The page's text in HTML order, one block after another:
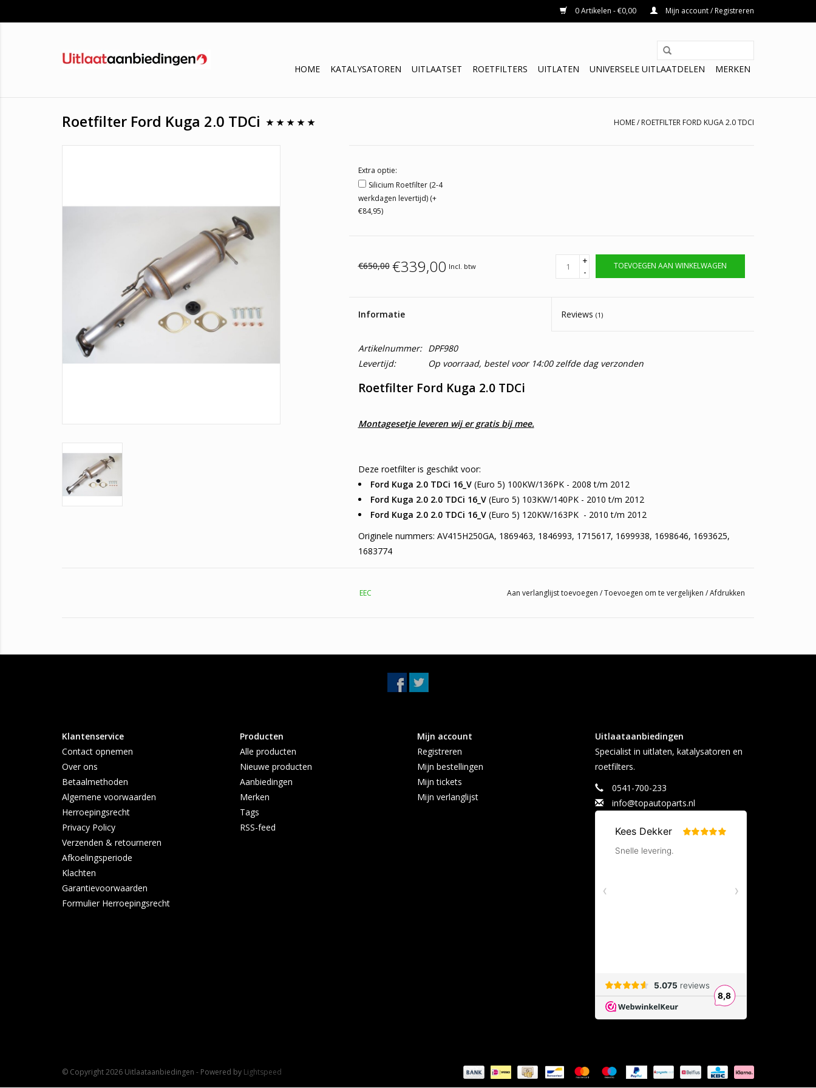
0 Artikelen - €0,00 Mijn account / Registreren
HOME KATALYSATOREN UITLAATSET ROETFILTERS UITLATEN UNIVERSELE UITLAATDELEN MERKEN
Roetfilter Ford Kuga 2.0 TDCi HOME/ ROETFILTER FORD KUGA 2.0 TDCI
Extra optie:
Silicium Roetfilter (2-4
werkdagen levertijd) (+
€84,95)
€650,00 €339,00 Incl. btw
+
-
TOEVOEGEN AAN WINKELWAGEN
Informatie Reviews(1)
Artikelnummer:
DPF980
Levertijd:
Op voorraad, bestel voor 14:00 zelfde dag verzonden
Roetfilter Ford Kuga 2.0 TDCi
Montagesetje leveren wij er gratis bij mee.
Deze roetfilter is geschikt voor:
Ford Kuga 2.0 TDCi 16_V(Euro 5) 100KW/136PK - 2008 t/m 2012
Ford Kuga 2.0 2.0 TDCi 16_V(Euro 5) 103KW/140PK - 2010 t/m 2012
Ford Kuga 2.0 2.0 TDCi 16_V(Euro 5) 120KW/163PK - 2010 t/m 2012
Originele nummers: AV415H250GA, 1869463, 1846993, 1715617, 1699938, 1698646, 1693625,
1683774
EEC Aan verlanglijst toevoegen /Toevoegen om te vergelijken /Afdrukken
Klantenservice
Contact opnemen
Over ons
Betaalmethoden
Algemene voorwaarden
Herroepingsrecht
Privacy Policy
Verzenden & retourneren
Afkoelingsperiode
Klachten
Garantievoorwaarden
Formulier Herroepingsrecht
Producten
Alle producten
Nieuwe producten
Aanbiedingen
Merken
Tags
RSS-feed
Mijn account
Registreren
Mijn bestellingen
Mijn tickets
Mijn verlanglijst
Uitlaataanbiedingen
Specialist in uitlaten, katalysatoren en
roetfilters.
0541-700-233
info@topautoparts.nl
© Copyright 2026 Uitlaataanbiedingen - Powered by Lightspeed